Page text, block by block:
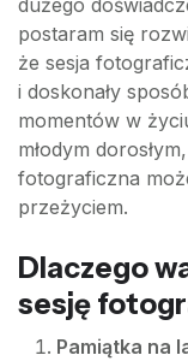
dużego
postaram się
że sesja
i doskonały
momentów w
młodym
fotograficzna
przeżyciem.
Dlaczego
sesję
Pamiątka na